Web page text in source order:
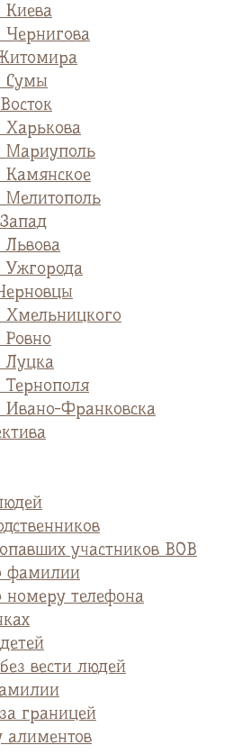
Киева
Чернигова
Сумы
Харькова
Мариуполь
Камянское
Мелитополь
Львова
Ужгорода
Хмельницкого
Ровно
Луцка
Тернополя
Ивано-Франковска
участников ВОВ
фамилии
номеру телефона
вести людей
границей
алиментов